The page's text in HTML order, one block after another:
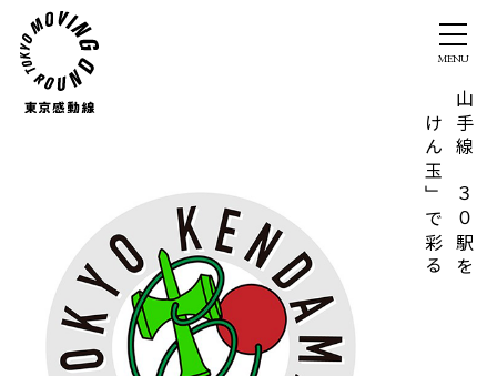
山手線の３０駅を
「けん玉」で彩る